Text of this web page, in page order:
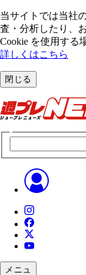
当サイトでは当社
査・分析したり、
Cookie を使⽤する
詳しくはこちら
閉じる
メニュ